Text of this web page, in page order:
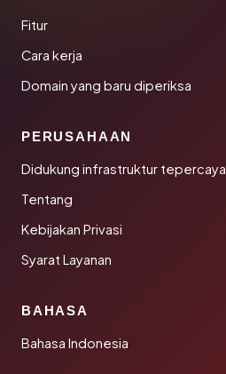
Fitur
Cara kerja
Domain yang baru diperiksa
PERUSAHAAN
Didukung infrastruktur tepercaya
Tentang
Kebijakan Privasi
Syarat Layanan
BAHASA
Bahasa Indonesia